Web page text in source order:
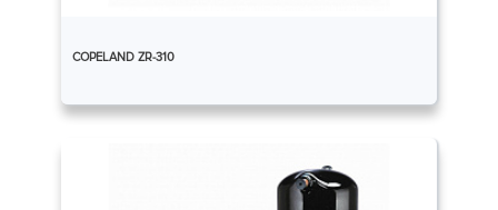
COPELAND ZR-310